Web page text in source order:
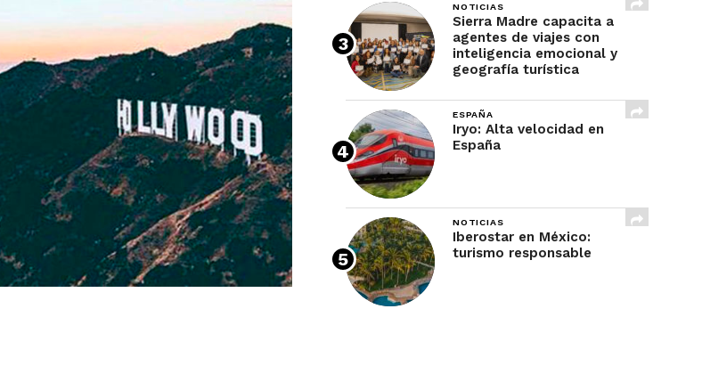
NOTICIAS
Sierra Madre capacita a
agentes de viajes con
inteligencia emocional y
geografía turística
ESPAÑA
Iryo: Alta velocidad en
España
NOTICIAS
Iberostar en México:
turismo responsable